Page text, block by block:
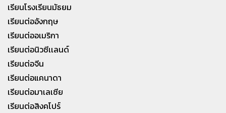
เรียนโรงเรียนมัธยม
เรียนต่ออังกฤษ
เรียนต่ออเมริกา
เรียนต่อนิวซีเเลนด์
เรียนต่อจีน
เรียนต่อแคนาดา
เรียนต่อมาเลเซีย
เรียนต่อสิงคโปร์